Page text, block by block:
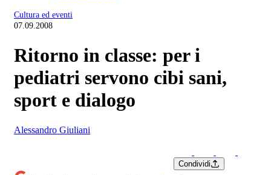
Cultura ed eventi
07.09.2008
Ritorno in classe: per i
pediatri servono cibi sani,
sport e dialogo
Alessandro Giuliani
Condividi